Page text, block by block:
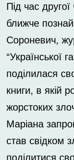
Під час
ближче
Сороневич,
“Української
поділилася
книги, в якій
жорстоких
Маріана
став свідком
поділитися